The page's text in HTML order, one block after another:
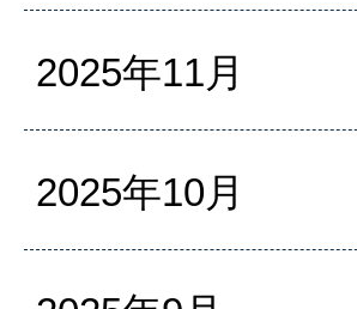
2025年11月
2025年10月